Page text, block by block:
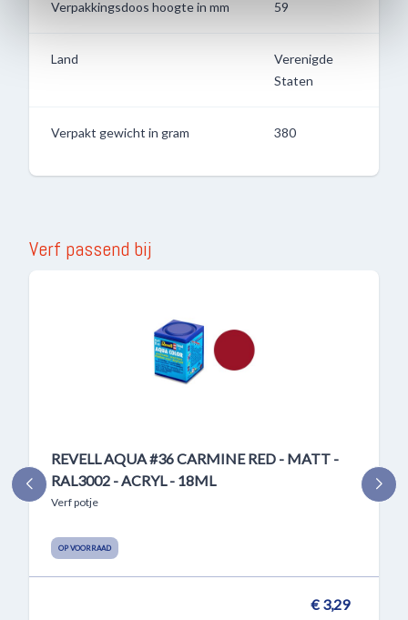
Verpakkingsdoos hoogte in mm 59
Land
Verenigde
Staten
Verpakt gewicht in gram 380
Verf passend bij
REVELL AQUA #36 CARMINE RED - MATT -
RAL3002 - ACRYL - 18ML
Verf potje
OP VOORRAAD
€ 3,29